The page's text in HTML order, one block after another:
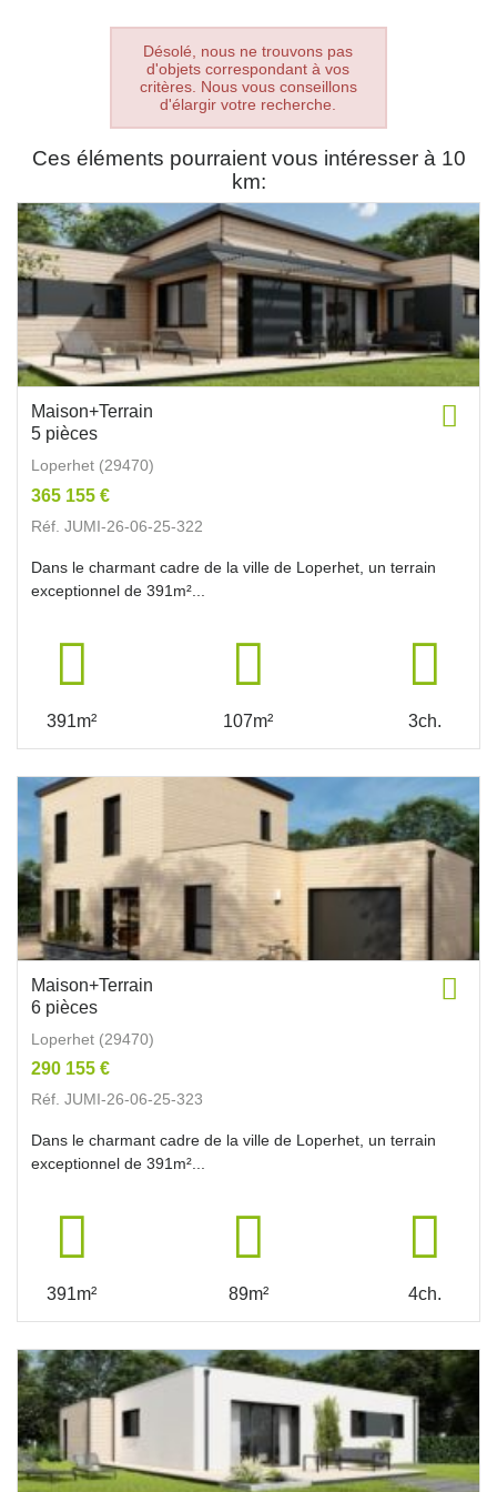
Désolé, nous ne trouvons pas
d'objets correspondant à vos
critères. Nous vous conseillons
d'élargir votre recherche.
Ces éléments pourraient vous intéresser à 10
km:
Maison+Terrain
5 pièces
Loperhet (29470)
365 155 €
Réf. JUMI-26-06-25-322
Dans le charmant cadre de la ville de Loperhet, un terrain
exceptionnel de 391m²...
391m² 107m² 3ch.
Maison+Terrain
6 pièces
Loperhet (29470)
290 155 €
Réf. JUMI-26-06-25-323
Dans le charmant cadre de la ville de Loperhet, un terrain
exceptionnel de 391m²...
391m² 89m² 4ch.